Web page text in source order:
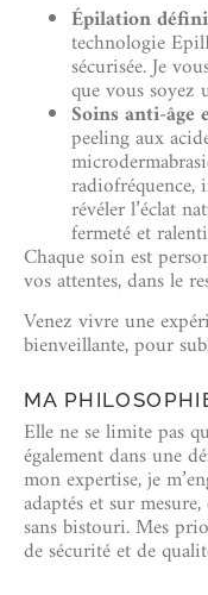
Épilation
technologie
sécurisée. Je
que vous soyez
Soins anti-
peeling aux
révéler l’éclat
fermeté et
Chaque soin est
vos attentes, dans le
Venez vivre une
bienveillante, pour
MA
Elle ne se limite pas
également dans une
mon expertise, je
adaptés et sur
sans bistouri. Mes
de sécurité et de